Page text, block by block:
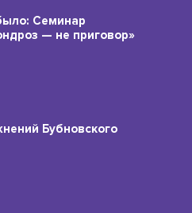
Семинар
— не приговор»
Бубновского